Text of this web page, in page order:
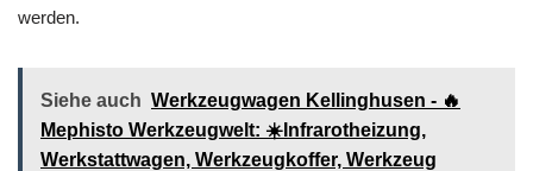
werden.
Siehe auch Werkzeugwagen Kellinghusen - 🔥
Mephisto Werkzeugwelt: ☀️Infrarotheizung,
Werkstattwagen, Werkzeugkoffer, Werkzeug